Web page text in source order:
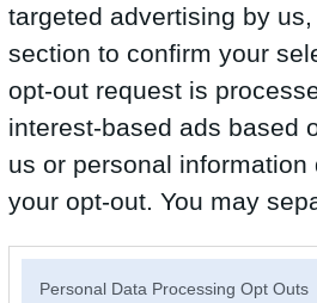
targeted advertising by
section to confirm your
opt-out request is
interest-based ads based
us or personal
your opt-out. You may
Personal Data Processing Opt Outs